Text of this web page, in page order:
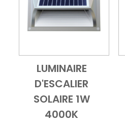
Add to CartVue d'ensemble
LUMINAIRE
D'ESCALIER
SOLAIRE 1W
4000K